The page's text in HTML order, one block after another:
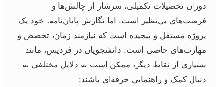
دوران تحصیلات تکمیلی، سرشار از چالش‌ها و
فرصت‌های بی‌نظیر است. اما نگارش پایان‌نامه، خود یک
پروژه مستقل و پیچیده است که نیازمند زمان، تخصص و
مهارت‌های خاصی است. دانشجویان در فردیس، مانند
بسیاری از نقاط دیگر، ممکن است به دلایل مختلفی به
دنبال کمک و راهنمایی حرفه‌ای باشند: